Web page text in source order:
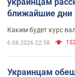
ближайшие дни
Каким будет курс
6.08.2026 22:58
Украинцам